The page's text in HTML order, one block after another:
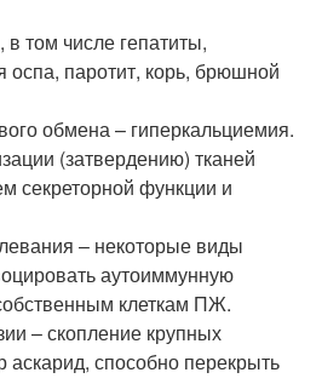
том числе гепатиты,
оспа, паротит, корь, брюшной
обмена – гиперкальциемия.
(затвердению) тканей
секреторной функции и
– некоторые виды
аутоиммунную
клеткам ПЖ.
– скопление крупных
аскарид, способно перекрыть